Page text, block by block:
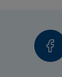
Nursing.